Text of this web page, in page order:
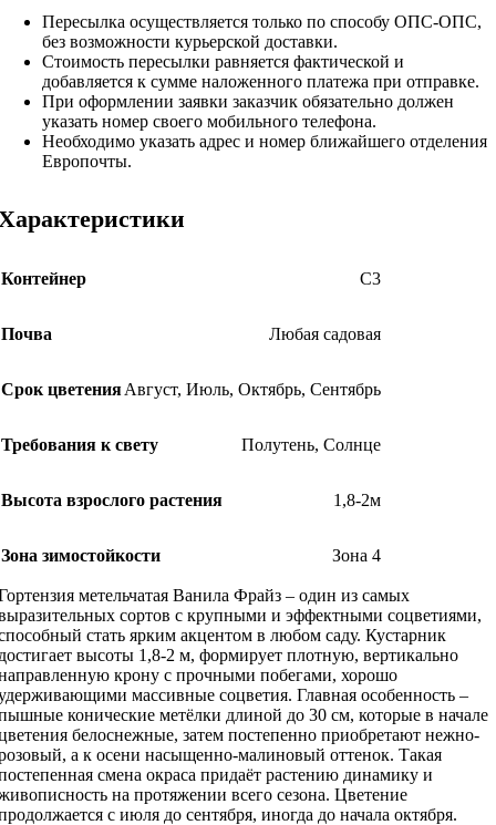
Пересылка осуществляется только по способу ОПС-ОПС,
без возможности курьерской доставки.
Стоимость пересылки равняется фактической и
добавляется к сумме наложенного платежа при отправке.
При оформлении заявки заказчик обязательно должен
указать номер своего мобильного телефона.
Необходимо указать адрес и номер ближайшего отделения
Европочты.
Контейнер С3
Почва Любая садовая
Срок цветенияАвгуст, Июль, Октябрь, Сентябрь
Требования к свету Полутень, Солнце
Высота взрослого растения 1,8-2м
Зона зимостойкости Зона 4
метельчатая Ванила Фрайз – один из самых
сортов с крупными и эффектными соцветиями,
стать ярким акцентом в любом саду. Кустарник
высоты 1,8-2 м, формирует плотную, вертикально
крону с прочными побегами, хорошо
массивные соцветия. Главная особенность –
конические метёлки длиной до 30 см, которые в начале
белоснежные, затем постепенно приобретают нежно-
а к осени насыщенно-малиновый оттенок. Такая
смена окраса придаёт растению динамику и
на протяжении всего сезона. Цветение
с июля до сентября, иногда до начала октября.